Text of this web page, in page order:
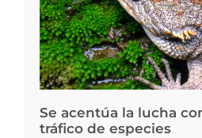
Se acentúa la lucha
tráfico de especies